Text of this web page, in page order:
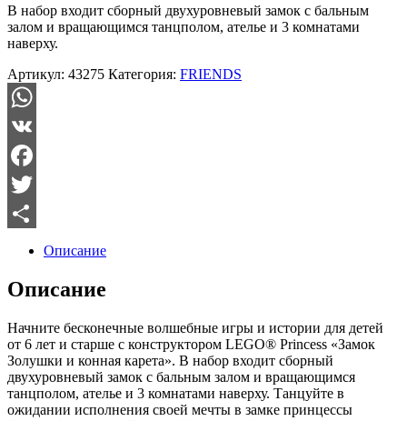
В набор входит сборный двухуровневый замок с бальным
залом и вращающимся танцполом, ателье и 3 комнатами
наверху.
Артикул: 43275 Категория: FRIENDS
WhatsApp
VK
Facebook
Twitter
Отправить
Описание
Описание
Начните бесконечные волшебные игры и истории для детей
от 6 лет и старше с конструктором LEGO® Princess «Замок
Золушки и конная карета». В набор входит сборный
двухуровневый замок с бальным залом и вращающимся
танцполом, ателье и 3 комнатами наверху. Танцуйте в
ожидании исполнения своей мечты в замке принцессы